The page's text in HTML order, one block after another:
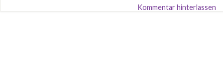
Kommentar hinterlassen